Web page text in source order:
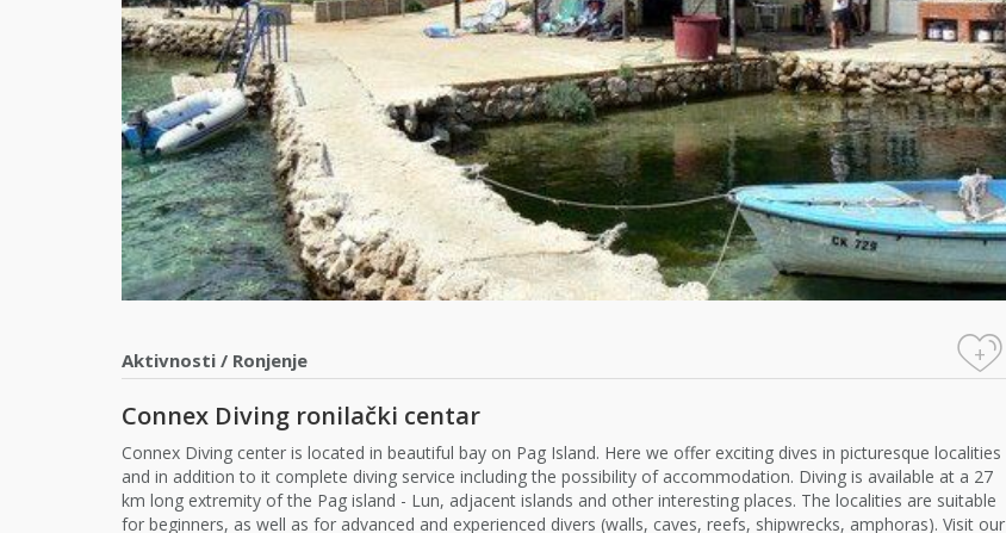
Aktivnosti / Ronjenje +
Connex Diving ronilački centar
Connex Diving center is located in beautiful bay on Pag Island. Here we offer exciting dives in picturesque localities
and in addition to it complete diving service including the possibility of accommodation. Diving is available at a 27
km long extremity of the Pag island - Lun, adjacent islands and other interesting places. The localities are suitable
for beginners, as well as for advanced and experienced divers (walls, caves, reefs, shipwrecks, amphoras). Visit our